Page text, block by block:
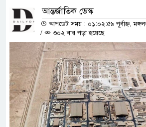
আন্তর্জাতিক ডেস্ক
আপডেট সময় : ০১:০২:৫৯ পূর্বাহ্ন,
/
৩০২ বার পড়া হয়েছে